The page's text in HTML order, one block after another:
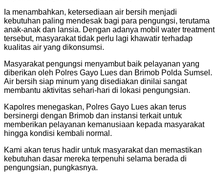
Ia menambahkan, ketersediaan air bersih menjadi
kebutuhan paling mendesak bagi para pengungsi, terutama
anak-anak dan lansia. Dengan adanya mobil water treatment
tersebut, masyarakat tidak perlu lagi khawatir terhadap
kualitas air yang dikonsumsi.
Masyarakat pengungsi menyambut baik pelayanan yang
diberikan oleh Polres Gayo Lues dan Brimob Polda Sumsel.
Air bersih siap minum yang disediakan dinilai sangat
membantu aktivitas sehari-hari di lokasi pengungsian.
Kapolres menegaskan, Polres Gayo Lues akan terus
bersinergi dengan Brimob dan instansi terkait untuk
memberikan pelayanan kemanusiaan kepada masyarakat
hingga kondisi kembali normal.
Kami akan terus hadir untuk masyarakat dan memastikan
kebutuhan dasar mereka terpenuhi selama berada di
pengungsian, pungkasnya.